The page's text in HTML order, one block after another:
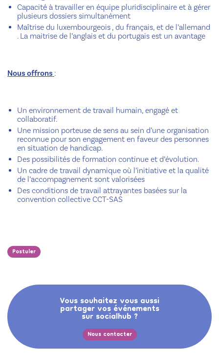
Capacité à travailler en équipe pluridisciplinaire et à gérer
plusieurs dossiers simultanément
Maîtrise du luxembourgeois , du français, et de l’allemand
. La maitrise de l’anglais et du portugais est un avantage
Nous offrons :
Un environnement de travail humain, engagé et
collaboratif.
Une mission porteuse de sens au sein d’une organisation
reconnue pour son engagement en faveur des personnes
en situation de handicap.
Des possibilités de formation continue et d’évolution.
Un cadre de travail dynamique où l’initiative et la qualité
de l’accompagnement sont valorisées
Des conditions de travail attrayantes basées sur la
convention collective CCT-SAS
Postuler
Vous souhaitez vous aussi
partager vos événements
sur socialhub ?
Nous contacter